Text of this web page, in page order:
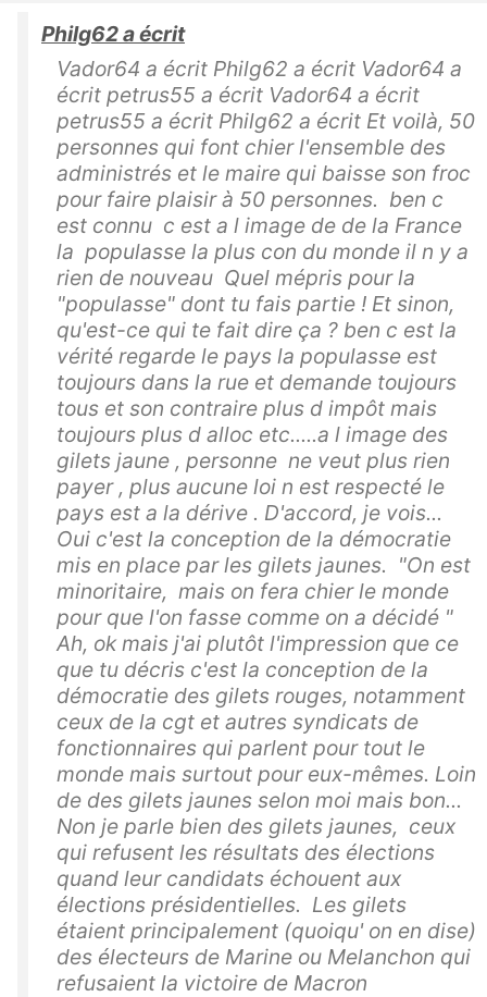
Philg62 a écrit
Vador64 a écrit Philg62 a écrit Vador64 a
écrit petrus55 a écrit Vador64 a écrit
petrus55 a écrit Philg62 a écrit Et voilà, 50
personnes qui font chier l'ensemble des
administrés et le maire qui baisse son froc
pour faire plaisir à 50 personnes. ben c
est connu c est a l image de de la France
la populasse la plus con du monde il n y a
rien de nouveau Quel mépris pour la
"populasse" dont tu fais partie ! Et sinon,
qu'est-ce qui te fait dire ça ? ben c est la
vérité regarde le pays la populasse est
toujours dans la rue et demande toujours
tous et son contraire plus d impôt mais
toujours plus d alloc etc.....a l image des
gilets jaune , personne ne veut plus rien
payer , plus aucune loi n est respecté le
pays est a la dérive . D'accord, je vois...
Oui c'est la conception de la démocratie
mis en place par les gilets jaunes. "On est
minoritaire, mais on fera chier le monde
pour que l'on fasse comme on a décidé "
Ah, ok mais j'ai plutôt l'impression que ce
que tu décris c'est la conception de la
démocratie des gilets rouges, notamment
ceux de la cgt et autres syndicats de
fonctionnaires qui parlent pour tout le
monde mais surtout pour eux-mêmes. Loin
de des gilets jaunes selon moi mais bon...
Non je parle bien des gilets jaunes, ceux
qui refusent les résultats des élections
quand leur candidats échouent aux
élections présidentielles. Les gilets
étaient principalement (quoiqu' on en dise)
des électeurs de Marine ou Melanchon qui
refusaient la victoire de Macron